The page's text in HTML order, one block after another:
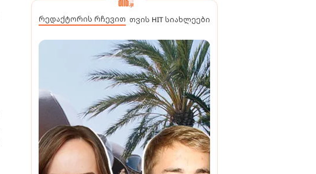
რედაქტორის რჩევით თვის HIT სიახლეები